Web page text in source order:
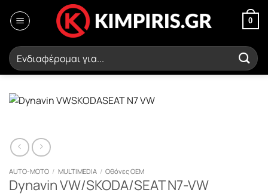
στο
0
Αναζήτηση
για:
AUTO-MOTO / MULTIMEDIA / Οθόνες OEM
Dynavin VW/SKODA/SEAT N7-VW